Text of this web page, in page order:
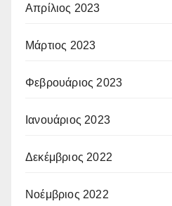
Απρίλιος 2023
Μάρτιος 2023
Φεβρουάριος 2023
Ιανουάριος 2023
Δεκέμβριος 2022
Νοέμβριος 2022